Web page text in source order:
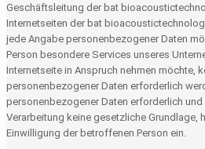
Geschäftsleitung der bat
Internetseiten der bat
jede Angabe personenbezogener Daten
Person besondere Services unseres
Internetseite in Anspruch nehmen möchte,
personenbezogener Daten erforderlich
personenbezogener Daten erforderlich
Verarbeitung keine gesetzliche Grundlage,
Einwilligung der betroffenen Person ein.